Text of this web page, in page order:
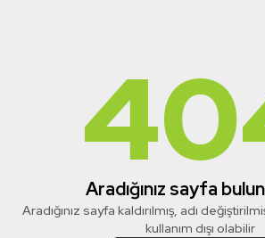
Aradığınız sayfa
Aradığınız sayfa kaldırılmış, adı
kullanım dışı olabilir